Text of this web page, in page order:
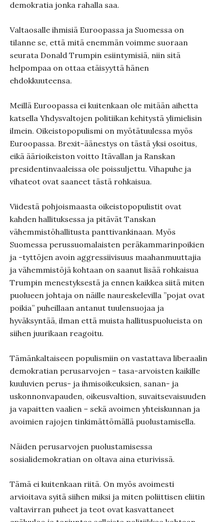
demokratia jonka rahalla saa.
Valtaosalle ihmisiä Euroopassa ja Suomessa on
tilanne se, että mitä enemmän voimme suoraan
seurata Donald Trumpin esiintymisiä, niin sitä
helpompaa on ottaa etäisyyttä hänen
ehdokkuuteensa.
Meillä Euroopassa ei kuitenkaan ole mitään aihetta
katsella Yhdysvaltojen politiikan kehitystä ylimielisin
ilmein. Oikeistopopulismi on myötätuulessa myös
Euroopassa. Brexit-äänestys on tästä yksi osoitus,
eikä äärioikeiston voitto Itävallan ja Ranskan
presidentinvaaleissa ole poissuljettu. Vihapuhe ja
vihateot ovat saaneet tästä rohkaisua.
Viidestä pohjoismaasta oikeistopopulistit ovat
kahden hallituksessa ja pitävät Tanskan
vähemmistöhallitusta panttivankinaan. Myös
Suomessa perussuomalaisten peräkammarinpoikien
ja -tyttöjen avoin aggressiivisuus maahanmuuttajia
ja vähemmistöjä kohtaan on saanut lisää rohkaisua
Trumpin menestyksestä ja ennen kaikkea siitä miten
puolueen johtaja on näille naureskelevilla ”pojat ovat
poikia” puheillaan antanut tuulensuojaa ja
hyväksyntää, ilman että muista hallituspuolueista on
siihen juurikaan reagoitu.
Tämänkaltaiseen populismiin on vastattava liberaalin
demokratian perusarvojen – tasa-arvoisten kaikille
kuuluvien perus- ja ihmisoikeuksien, sanan- ja
uskonnonvapauden, oikeusvaltion, suvaitsevaisuuden
ja vapaitten vaalien – sekä avoimen yhteiskunnan ja
avoimien rajojen tinkimättömällä puolustamisella.
Näiden perusarvojen puolustamisessa
sosialidemokratian on oltava aina eturivissä.
Tämä ei kuitenkaan riitä. On myös avoimesti
arvioitava syitä siihen miksi ja miten poliittisen eliitin
valtavirran puheet ja teot ovat kasvattaneet